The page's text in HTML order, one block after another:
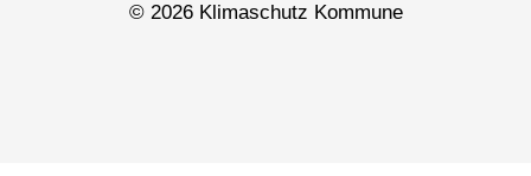
© 2026 Klimaschutz Kommune